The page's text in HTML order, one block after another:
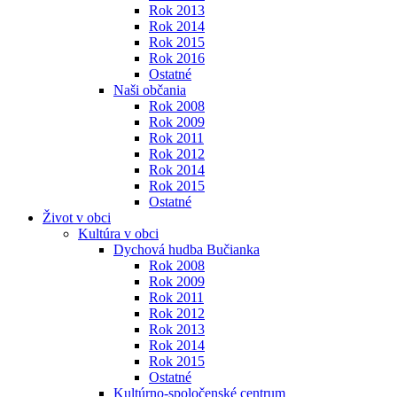
Rok 2013
Rok 2014
Rok 2015
Rok 2016
Ostatné
Naši občania
Rok 2008
Rok 2009
Rok 2011
Rok 2012
Rok 2014
Rok 2015
Ostatné
Život v obci
Kultúra v obci
Dychová hudba Bučianka
Rok 2008
Rok 2009
Rok 2011
Rok 2012
Rok 2013
Rok 2014
Rok 2015
Ostatné
Kultúrno-spoločenské centrum